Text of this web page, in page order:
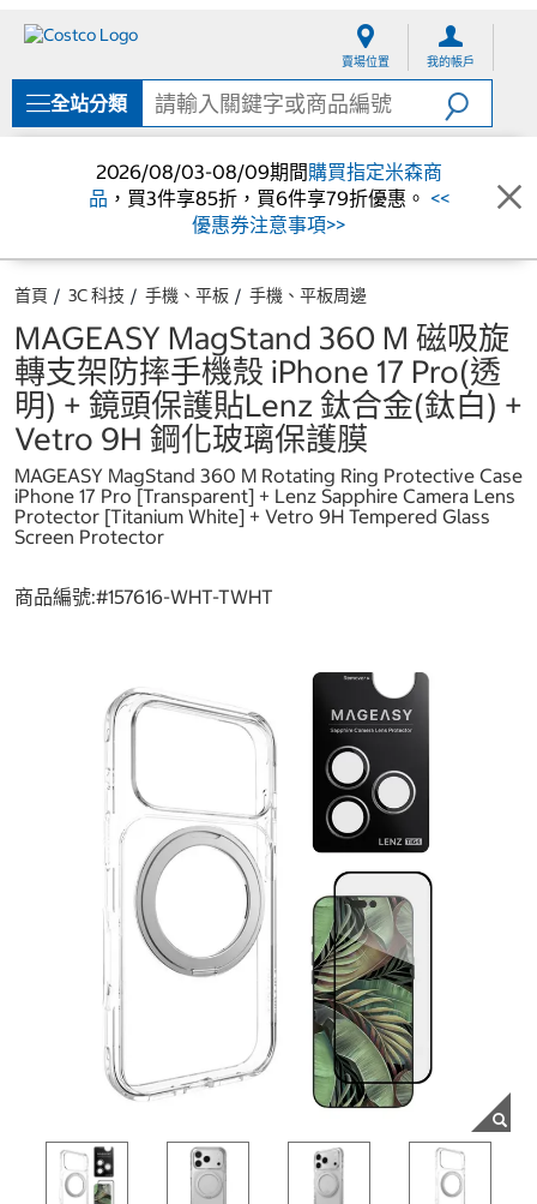
單
賣場位置 我的帳戶
全站分類
2026/08/03-08/09期間購買指定米森商
品 ，買3件享85折，買6件享79折優惠。 <<
優惠券注意事項>>
首頁 3C 科技 手機、平板 手機、平板周邊
MAGEASY MagStand 360 M 磁吸旋
轉支架防摔手機殼 iPhone 17 Pro(透
明) + 鏡頭保護貼Lenz 鈦合金(鈦白) +
Vetro 9H 鋼化玻璃保護膜
MAGEASY MagStand 360 M Rotating Ring Protective Case
iPhone 17 Pro [Transparent] + Lenz Sapphire Camera Lens
Protector [Titanium White] + Vetro 9H Tempered Glass
Screen Protector
商品編號:#157616-WHT-TWHT